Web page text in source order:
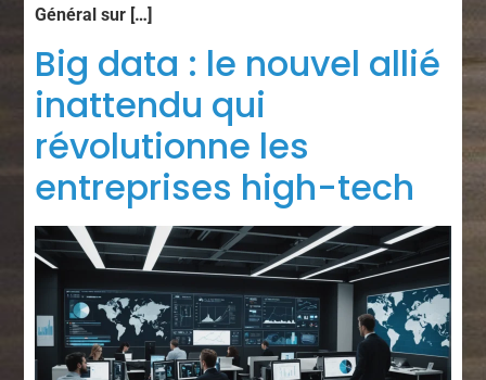
Général sur […]
Big data : le nouvel allié
inattendu qui
révolutionne les
entreprises high-tech